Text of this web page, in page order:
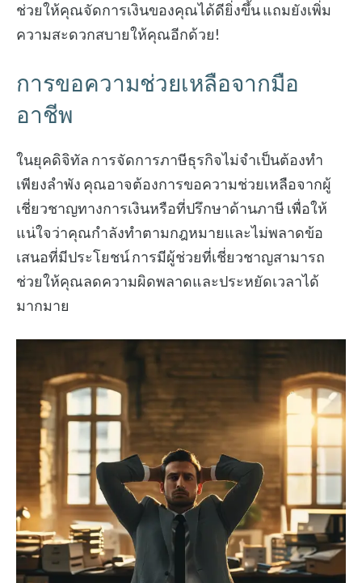
ช่วยให้คุณจัดการเงินของคุณได้ดียิ่งขึ้น แถมยังเพิ่ม
ความสะดวกสบายให้คุณอีกด้วย!
การขอความช่วยเหลือจากมือ
อาชีพ
ในยุคดิจิทัล การจัดการภาษีธุรกิจไม่จำเป็นต้องทำ
เพียงลำพัง คุณอาจต้องการขอความช่วยเหลือจากผู้
เชี่ยวชาญทางการเงินหรือที่ปรึกษาด้านภาษี เพื่อให้
แน่ใจว่าคุณกำลังทำตามกฎหมายและไม่พลาดข้อ
เสนอที่มีประโยชน์ การมีผู้ช่วยที่เชี่ยวชาญสามารถ
ช่วยให้คุณลดความผิดพลาดและประหยัดเวลาได้
มากมาย